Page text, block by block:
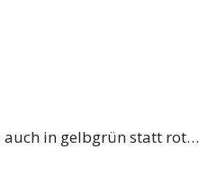
in gelbgrün statt rot…